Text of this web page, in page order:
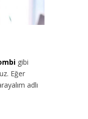
gibi
Eğer
adlı